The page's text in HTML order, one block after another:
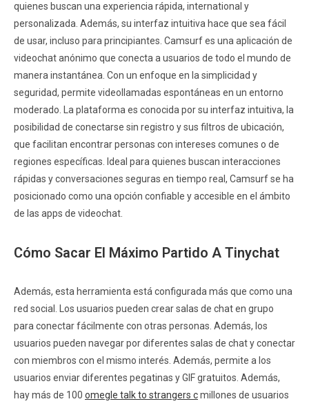
quienes buscan una experiencia rápida, international y
personalizada. Además, su interfaz intuitiva hace que sea fácil
de usar, incluso para principiantes. Camsurf es una aplicación de
videochat anónimo que conecta a usuarios de todo el mundo de
manera instantánea. Con un enfoque en la simplicidad y
seguridad, permite videollamadas espontáneas en un entorno
moderado. La plataforma es conocida por su interfaz intuitiva, la
posibilidad de conectarse sin registro y sus filtros de ubicación,
que facilitan encontrar personas con intereses comunes o de
regiones específicas. Ideal para quienes buscan interacciones
rápidas y conversaciones seguras en tiempo real, Camsurf se ha
posicionado como una opción confiable y accesible en el ámbito
de las apps de videochat.
Cómo Sacar El Máximo Partido A Tinychat
Además, esta herramienta está configurada más que como una
red social. Los usuarios pueden crear salas de chat en grupo
para conectar fácilmente con otras personas. Además, los
usuarios pueden navegar por diferentes salas de chat y conectar
con miembros con el mismo interés. Además, permite a los
usuarios enviar diferentes pegatinas y GIF gratuitos. Además,
hay más de 100 omegle talk to strangers cmillones de usuarios